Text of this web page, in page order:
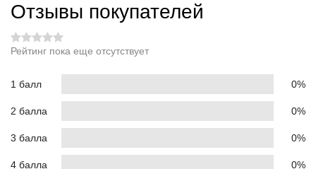
Отзывы покупателей
Рейтинг пока еще отсутствует
1 балл 0%
2 балла 0%
3 балла 0%
4 балла 0%